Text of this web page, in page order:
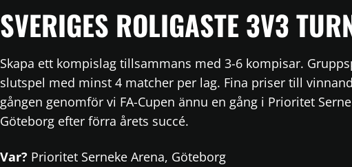
SVERIGES ROLIGASTE 3V3
Skapa ett kompislag tillsammans med 3-6 kompisar.
slutspel med minst 4 matcher per lag. Fina priser till
gången genomför vi FA-Cupen ännu en gång i Prioritet
Göteborg efter förra årets succé.
Var? Prioritet Serneke Arena, Göteborg